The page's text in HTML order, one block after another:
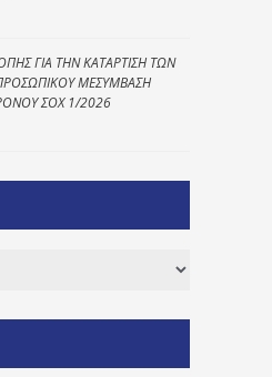
ΓΙΑ ΤΗΝ ΚΑΤΑΡΤΙΣΗ ΤΩΝ
ΜΕΣΥΜΒΑΣΗ
ΣΟΧ 1/2026